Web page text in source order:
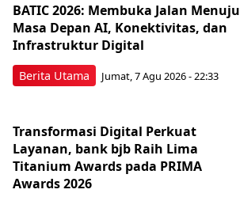
Berita Utama
BATIC 2026: Membuka Jalan Menuju
Masa Depan AI, Konektivitas, dan
Infrastruktur Digital
Jumat, 7 Agu 2026 - 22:33
Transformasi Digital Perkuat
Layanan, bank bjb Raih Lima
Titanium Awards pada PRIMA
Awards 2026